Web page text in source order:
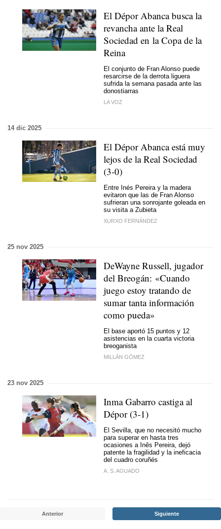
El Dépor Abanca busca la
revancha ante la Real
Sociedad en la Copa de la
Reina
El conjunto de Fran Alonso puede
resarcirse de la derrota liguera
sufrida la semana pasada ante las
donostiarras
LA VOZ
14 dic 2025
El Dépor Abanca está muy
lejos de la Real Sociedad
(3-0)
Entre Inés Pereira y la madera
evitaron que las de Fran Alonso
sufrieran una sonrojante goleada en
su visita a Zubieta
XURXO FERNÁNDEZ
25 nov 2025
DeWayne Russell, jugador
del Breogán: «Cuando
juego estoy tratando de
sumar tanta información
como pueda»
El base aportó 15 puntos y 12
asistencias en la cuarta victoria
breoganista
MILLÁN GÓMEZ
23 nov 2025
Inma Gabarro castiga al
Dépor (3-1)
El Sevilla, que no necesitó mucho
para superar en hasta tres
ocasiones a Inês Pereira, dejó
patente la fragilidad y la ineficacia
del cuadro coruñés
A. S. AGUADO
Anterior Siguiente